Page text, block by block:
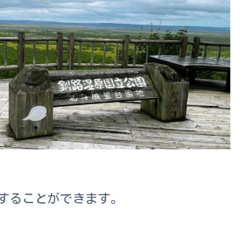
ることができます。